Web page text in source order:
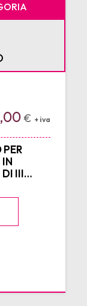
€ + iva
IN
DI III